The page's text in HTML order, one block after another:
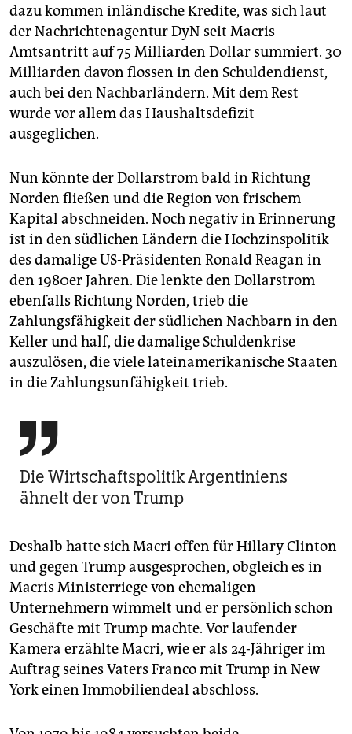
dazu kommen inländische Kredite, was sich laut
der Nachrichtenagentur DyN seit Macris
Amtsantritt auf 75 Milliarden Dollar summiert. 30
Milliarden davon flossen in den Schuldendienst,
auch bei den Nachbarländern. Mit dem Rest
wurde vor allem das Haushaltsdefizit
ausgeglichen.
Nun könnte der Dollarstrom bald in Richtung
Norden fließen und die Region von frischem
Kapital abschneiden. Noch negativ in Erinnerung
ist in den südlichen Ländern die Hochzinspolitik
des damalige US-Präsidenten Ronald Reagan in
den 1980er Jahren. Die lenkte den Dollarstrom
ebenfalls Richtung Norden, trieb die
Zahlungsfähigkeit der südlichen Nachbarn in den
Keller und half, die damalige Schuldenkrise
auszulösen, die viele lateinamerikanische Staaten
in die Zahlungsunfähigkeit trieb.

Die Wirtschaftspolitik Argentiniens
ähnelt der von Trump
Deshalb hatte sich Macri offen für Hillary Clinton
und gegen Trump ausgesprochen, obgleich es in
Macris Ministerriege von ehemaligen
Unternehmern wimmelt und er persönlich schon
Geschäfte mit Trump machte. Vor laufender
Kamera erzählte Macri, wie er als 24-Jähriger im
Auftrag seines Vaters Franco mit Trump in New
York einen Immobiliendeal abschloss.